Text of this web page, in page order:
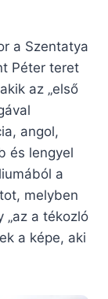
a Szentatya
Péter teret
az „első
angol,
és lengyel
a
melyben
„az a tékozló
a képe, aki